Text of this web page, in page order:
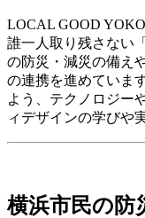
LOCAL GOOD
誰一人取り残さない
の防災・減災の備え
の連携を進めていま
よう、テクノロジー
ィデザインの学びや
横浜市民の防